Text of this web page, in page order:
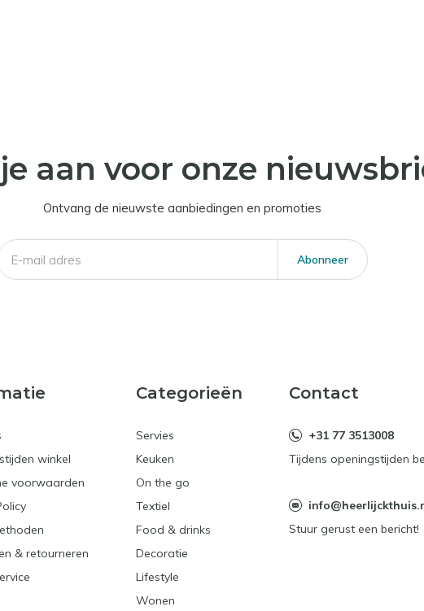
aan voor onze
Ontvang de nieuwste aanbiedingen en promoties
Abonneer
winkel
voorwaarden
& retourneren
Categorieën
Servies
Keuken
On the go
Textiel
Food & drinks
Decoratie
Lifestyle
Wonen
Contact
+31 77 3513008
Tijdens openingstijden
Stuur gerust een bericht!